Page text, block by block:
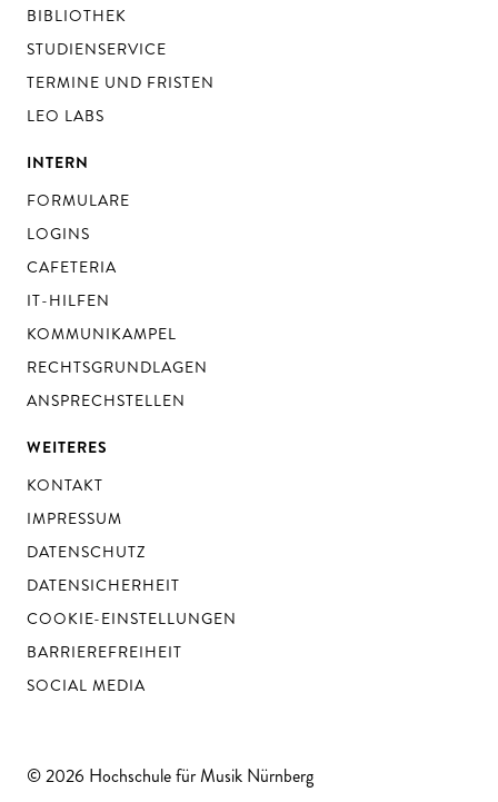
BIBLIOTHEK
STUDIENSERVICE
TERMINE UND FRISTEN
LEO LABS
INTERN
FORMULARE
LOGINS
CAFETERIA
IT-HILFEN
KOMMUNIKAMPEL
RECHTSGRUNDLAGEN
ANSPRECHSTELLEN
WEITERES
KONTAKT
IMPRESSUM
DATENSCHUTZ
DATENSICHERHEIT
COOKIE-EINSTELLUNGEN
BARRIEREFREIHEIT
SOCIAL MEDIA
© 2026 Hochschule für Musik Nürnberg